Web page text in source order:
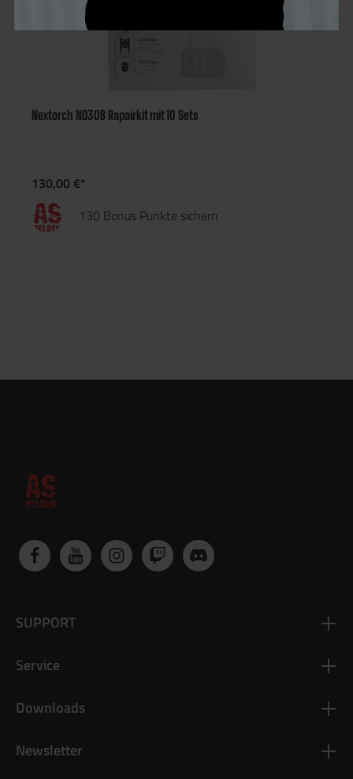
Nextorch ND30B Rapairkit mit 10 Sets
130,00 €*
130 Bonus Punkte sichern
Newsletter
SUPPORT
Service
Downloads